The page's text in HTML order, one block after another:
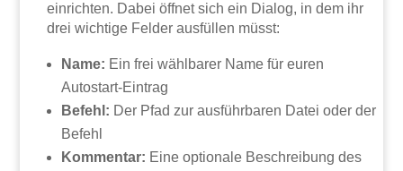
einrichten. Dabei öffnet sich ein Dialog, in dem ihr
drei wichtige Felder ausfüllen müsst:
Name: Ein frei wählbarer Name für euren
Autostart-Eintrag
Befehl: Der Pfad zur ausführbaren Datei oder der
Befehl
Kommentar: Eine optionale Beschreibung des